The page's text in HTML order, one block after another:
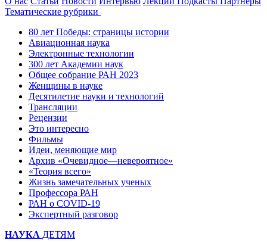
Тематические рубрики
80 лет Победы: страницы истории
Авиационная наука
Электронные технологии
300 лет Академии наук
Общее собрание РАН 2023
Женщины в науке
Десятилетие науки и технологий
Трансляции
Рецензии
Это интересно
Фильмы
Идеи, меняющие мир
Архив «Очевидное—невероятное»
«Теория всего»
Жизнь замечательных ученых
Профессора РАН
РАН о COVID-19
Экспертный разговор
НАУКА ДЕТЯМ